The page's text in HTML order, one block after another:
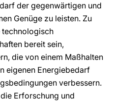
der gegenwärtigen und
Genüge zu leisten. Zu
technologisch
bereit sein,
die von einem Maßhalten
eigenen Energiebedarf
verbessern.
Erforschung und